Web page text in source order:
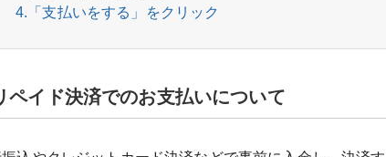
4.「支払いをする」をクリック
ペイド決済でのお支払いについて